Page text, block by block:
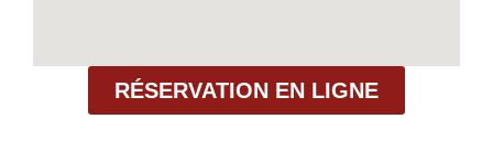
RÉSERVATION EN LIGNE